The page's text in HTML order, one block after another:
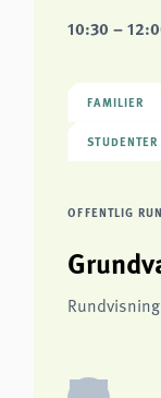
10:30 –
FAMILIER
STUDENTER
OFFENTLIG